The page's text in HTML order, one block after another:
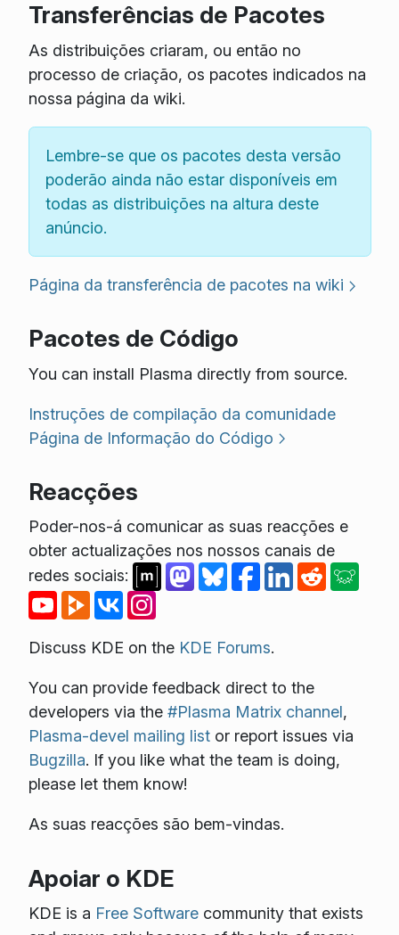
Transferências de Pacotes
As distribuições criaram, ou então no
processo de criação, os pacotes indicados na
nossa página da wiki.
Lembre-se que os pacotes desta versão
poderão ainda não estar disponíveis em
todas as distribuições na altura deste
anúncio.
Página da transferência de pacotes na wiki
Pacotes de Código
You can install Plasma directly from source.
Instruções de compilação da comunidade
Página de Informação do Código
Reacções
Poder-nos-á comunicar as suas reacções e
obter actualizações nos nossos canais de
redes sociais:
Discuss KDE on the KDE Forums.
You can provide feedback direct to the
developers via the #Plasma Matrix channel,
Plasma-devel mailing listor report issues via
Bugzilla. If you like what the team is doing,
please let them know!
As suas reacções são bem-vindas.
Apoiar o KDE
KDE is a Free Softwarecommunity that exists